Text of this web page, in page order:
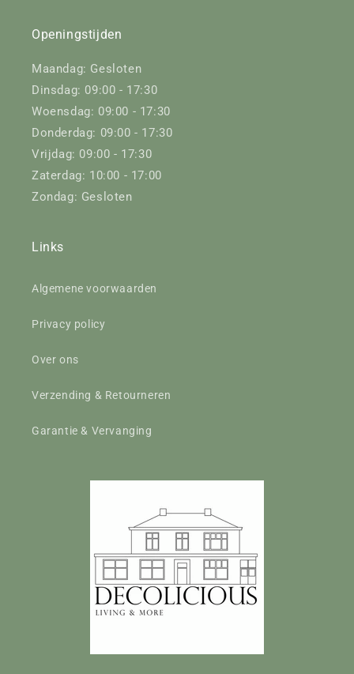
Openingstijden
Maandag: Gesloten
Dinsdag: 09:00 - 17:30
Woensdag: 09:00 - 17:30
Donderdag: 09:00 - 17:30
Vrijdag: 09:00 - 17:30
Zaterdag: 10:00 - 17:00
Zondag: Gesloten
Links
Algemene voorwaarden
Privacy policy
Over ons
Verzending & Retourneren
Garantie & Vervanging